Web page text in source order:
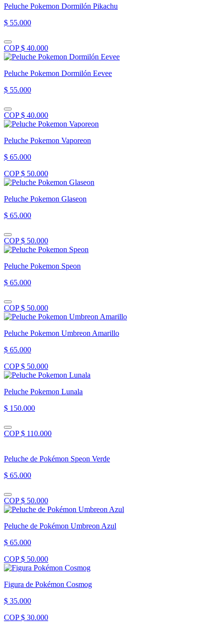
Peluche Pokemon Dormilón Pikachu
$ 55.000
COP $ 40.000
Peluche Pokemon Dormilón Eevee
$ 55.000
COP $ 40.000
Peluche Pokemon Vaporeon
$ 65.000
COP $ 50.000
Peluche Pokemon Glaseon
$ 65.000
COP $ 50.000
Peluche Pokemon Speon
$ 65.000
COP $ 50.000
Peluche Pokemon Umbreon Amarillo
$ 65.000
COP $ 50.000
Peluche Pokemon Lunala
$ 150.000
COP $ 110.000
Peluche de Pokémon Speon Verde
$ 65.000
COP $ 50.000
Peluche de Pokémon Umbreon Azul
$ 65.000
COP $ 50.000
Figura de Pokémon Cosmog
$ 35.000
COP $ 30.000